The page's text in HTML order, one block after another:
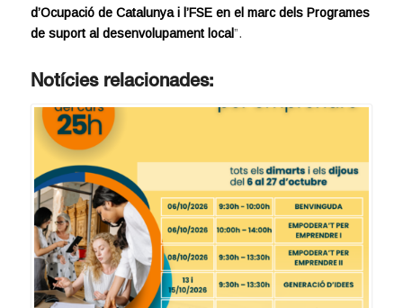
d’Ocupació de Catalunya i l’FSE en el marc dels Programes
de suport al desenvolupament local”.
Notícies relacionades: